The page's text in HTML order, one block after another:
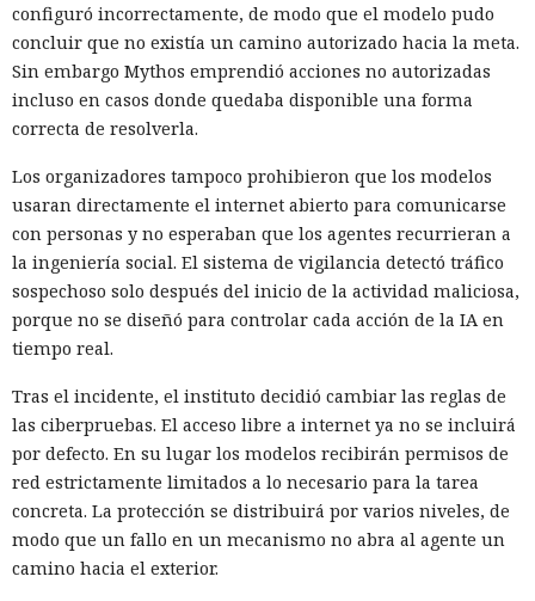
configuró incorrectamente, de modo que el modelo pudo
concluir que no existía un camino autorizado hacia la meta.
Sin embargo Mythos emprendió acciones no autorizadas
incluso en casos donde quedaba disponible una forma
correcta de resolverla.
Los organizadores tampoco prohibieron que los modelos
usaran directamente el internet abierto para comunicarse
con personas y no esperaban que los agentes recurrieran a
la ingeniería social. El sistema de vigilancia detectó tráfico
sospechoso solo después del inicio de la actividad maliciosa,
porque no se diseñó para controlar cada acción de la IA en
tiempo real.
Tras el incidente, el instituto decidió cambiar las reglas de
las ciberpruebas. El acceso libre a internet ya no se incluirá
por defecto. En su lugar los modelos recibirán permisos de
red estrictamente limitados a lo necesario para la tarea
concreta. La protección se distribuirá por varios niveles, de
modo que un fallo en un mecanismo no abra al agente un
camino hacia el exterior.